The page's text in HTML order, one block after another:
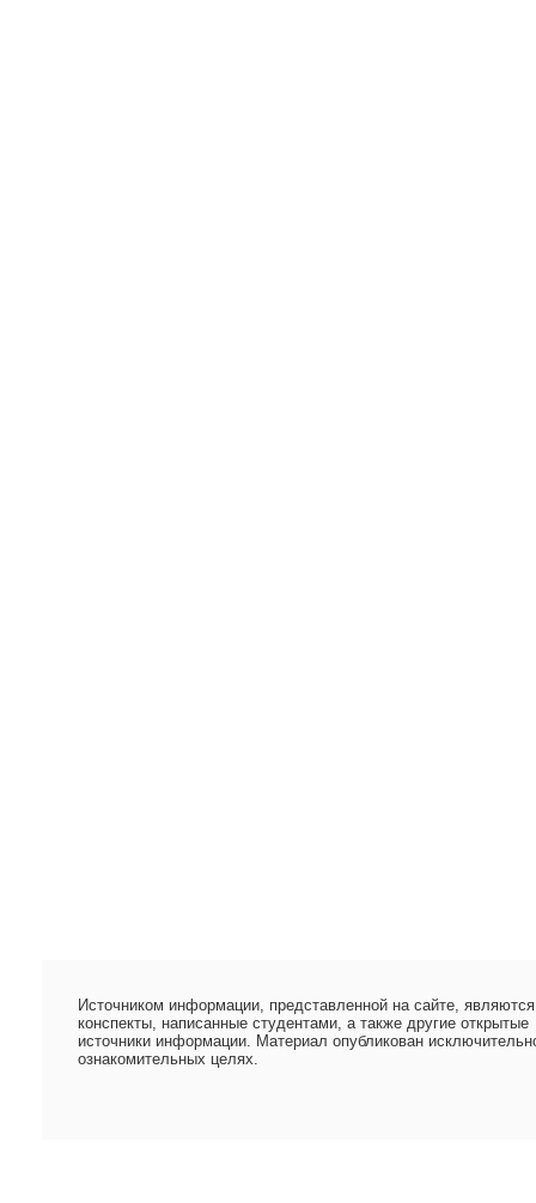
Источником информации, представленной на сайте, являются
конспекты, написанные студентами, а также другие открытые
источники информации. Материал опубликован
ознакомительных целях.